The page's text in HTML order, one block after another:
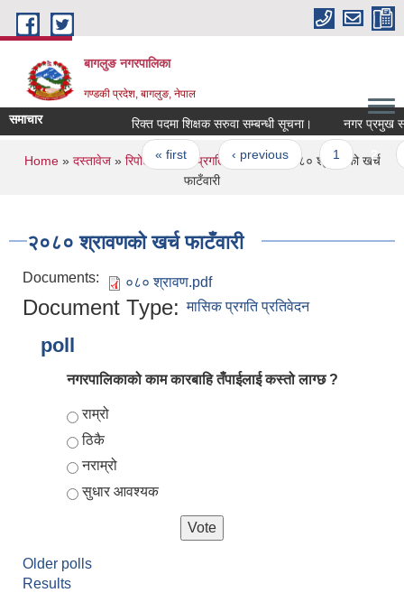
Skip to main content
बागलुङ नगरपालिका
गण्डकी प्रदेश, बागलुङ, नेपाल
समाचार रिक्त पदमा शिक्षक सरुवा सम्बन्धी सूचना। नगर प्रमुख
Pages
« first ‹ previous 1 2
You are here
Home» दस्तावेज» रिपोर्ट » मासिक प्रगति प्रतिवेदन» २०८० श्रावणको खर्च
फाटँवारी
२०८० श्रावणको खर्च फाटँवारी
Documents: ०८० श्रावण.pdf
Document Type: मासिक प्रगति प्रतिवेदन
poll
नगरपालिकाको काम कारबाहि तँपाईलाई कस्तो लाग्छ ?
Choices
राम्रो
ठिकै
नराम्रो
सुधार आवश्यक
Older polls
Results